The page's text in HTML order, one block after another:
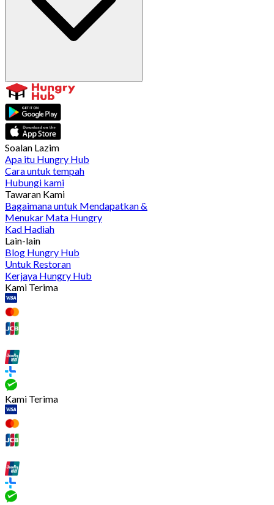
Soalan Lazim
Apa itu Hungry Hub
Cara untuk tempah
Hubungi kami
Tawaran Kami
Bagaimana untuk Mendapatkan &
Menukar Mata Hungry
Kad Hadiah
Lain-lain
Blog Hungry Hub
Untuk Restoran
Kerjaya Hungry Hub
Kami Terima
Kami Terima